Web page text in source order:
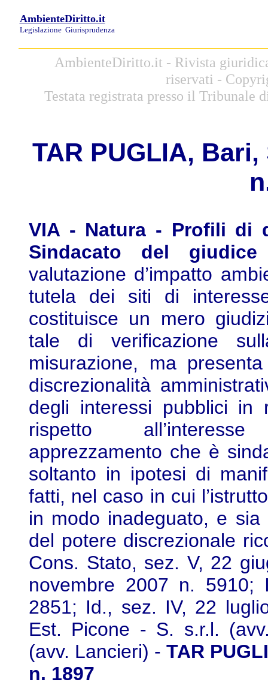
AmbienteDiritto.it
Legislazione Giurisprudenza
AmbienteDiritto.it - Rivista
riservati -
Testata registrata presso il Tribunale
TAR PUGLIA, Bari,
VIA - Natura - Profili di
Sindacato del
valutazione d’impatto
tutela dei siti di
costituisce un mero
tale di verificazione
misurazione, ma
discrezionalità
degli interessi pubblici in
rispetto all’interesse
apprezzamento che è
soltanto in ipotesi di
fatti, nel caso in cui
in modo inadeguato, e
del potere discrezionale
Cons. Stato, sez. V, 22
novembre 2007 n.
2851; Id., sez. IV, 22
Est. Picone - S. s.r.l.
(avv. Lancieri) -TAR
n. 1897